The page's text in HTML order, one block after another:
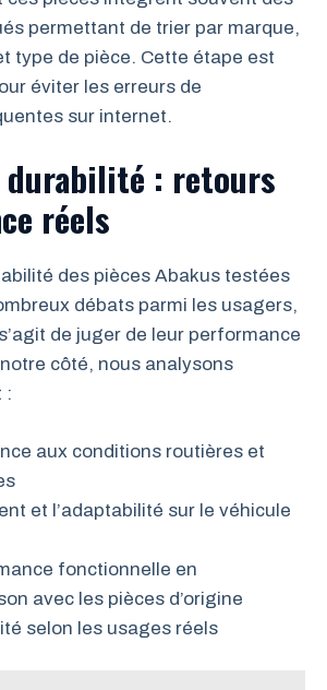
permettant de trier par marque,
type de pièce. Cette étape est
éviter les erreurs de
sur internet.
: retours
réels
des pièces Abakus testées
débats parmi les usagers,
de juger de leur performance
côté, nous analysons
:
aux conditions routières et
et l’adaptabilité sur le véhicule
fonctionnelle en
avec les pièces d’origine
selon les usages réels